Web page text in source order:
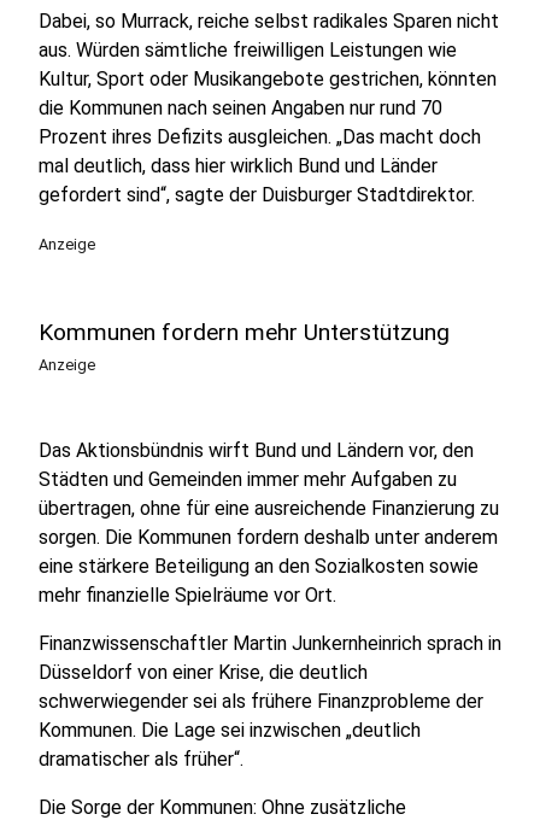
Dabei, so Murrack, reiche selbst radikales Sparen nicht
aus. Würden sämtliche freiwilligen Leistungen wie
Kultur, Sport oder Musikangebote gestrichen, könnten
die Kommunen nach seinen Angaben nur rund 70
Prozent ihres Defizits ausgleichen. „Das macht doch
mal deutlich, dass hier wirklich Bund und Länder
gefordert sind“, sagte der Duisburger Stadtdirektor.
Anzeige
Kommunen fordern mehr Unterstützung
Anzeige
Das Aktionsbündnis wirft Bund und Ländern vor, den
Städten und Gemeinden immer mehr Aufgaben zu
übertragen, ohne für eine ausreichende Finanzierung zu
sorgen. Die Kommunen fordern deshalb unter anderem
eine stärkere Beteiligung an den Sozialkosten sowie
mehr finanzielle Spielräume vor Ort.
Finanzwissenschaftler Martin Junkernheinrich sprach in
Düsseldorf von einer Krise, die deutlich
schwerwiegender sei als frühere Finanzprobleme der
Kommunen. Die Lage sei inzwischen „deutlich
dramatischer als früher“.
Die Sorge der Kommunen: Ohne zusätzliche